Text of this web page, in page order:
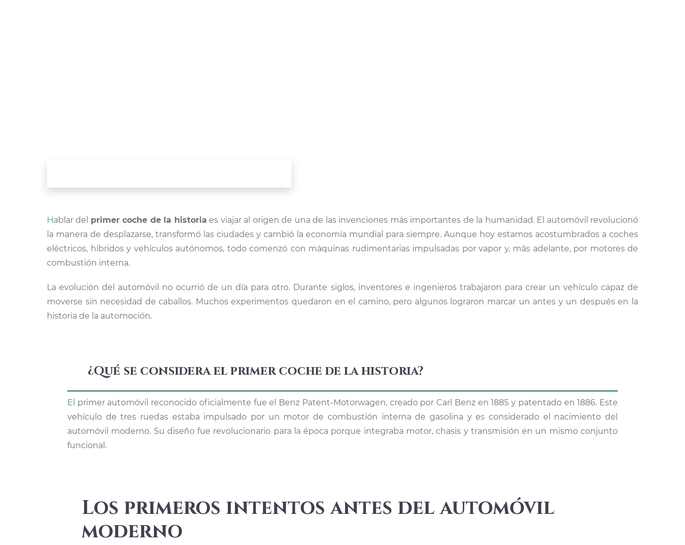
Hablar del primer coche de la historia es viajar al origen de una de las invenciones más importantes de la humanidad. El automóvil revolucionó
la manera de desplazarse, transformó las ciudades y cambió la economía mundial para siempre. Aunque hoy estamos acostumbrados a coches
eléctricos, híbridos y vehículos autónomos, todo comenzó con máquinas rudimentarias impulsadas por vapor y, más adelante, por motores de
combustión interna.
La evolución del automóvil no ocurrió de un día para otro. Durante siglos, inventores e ingenieros trabajaron para crear un vehículo capaz de
moverse sin necesidad de caballos. Muchos experimentos quedaron en el camino, pero algunos lograron marcar un antes y un después en la
historia de la automoción.
¿Qué se considera el primer coche de la historia?
El primer automóvil reconocido oficialmente fue el Benz Patent-Motorwagen, creado por Carl Benz en 1885 y patentado en 1886. Este
vehículo de tres ruedas estaba impulsado por un motor de combustión interna de gasolina y es considerado el nacimiento del
automóvil moderno. Su diseño fue revolucionario para la época porque integraba motor, chasis y transmisión en un mismo conjunto
funcional.
Los primeros intentos antes del automóvil
moderno